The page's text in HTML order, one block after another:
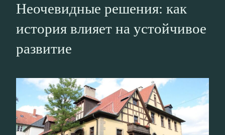
Неочевидные решения: как
история влияет на устойчивое
развитие